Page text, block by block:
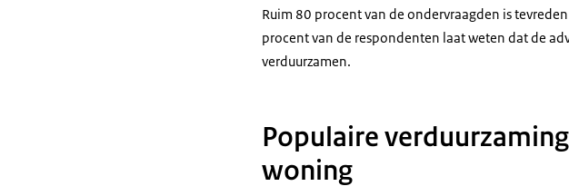
Ruim 80 procent van de ondervraagden is
procent van de respondenten laat weten dat de
verduurzamen.
Populaire
woning